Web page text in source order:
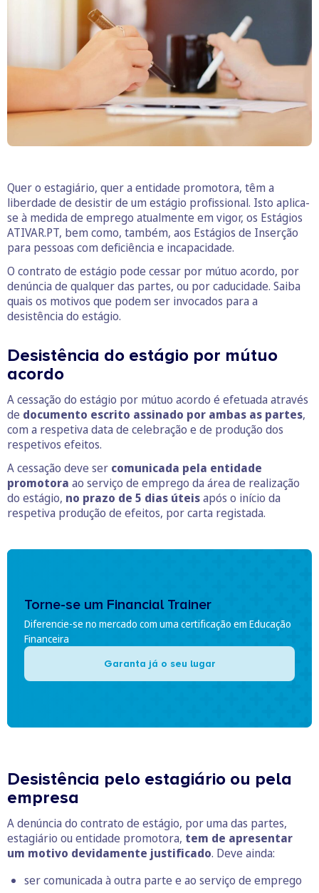
Quer o estagiário, quer a entidade promotora, têm a
liberdade de desistir de um estágio profissional. Isto aplica-
se à medida de emprego atualmente em vigor, os Estágios
ATIVAR.PT, bem como, também, aos Estágios de Inserção
para pessoas com deficiência e incapacidade.
O contrato de estágio pode cessar por mútuo acordo, por
denúncia de qualquer das partes, ou por caducidade. Saiba
quais os motivos que podem ser invocados para a
desistência do estágio.
Desistência do estágio por mútuo
acordo
A cessação do estágio por mútuo acordo é efetuada através
de documento escrito assinado por ambas as partes,
com a respetiva data de celebração e de produção dos
respetivos efeitos.
A cessação deve ser comunicada pela entidade
promotora ao serviço de emprego da área de realização
do estágio, no prazo de 5 dias úteisapós o início da
respetiva produção de efeitos, por carta registada.
Torne-se um Financial Trainer
Diferencie-se no mercado com uma certificação em Educação
Financeira
Garanta já o seu lugar
Desistência pelo estagiário ou pela
empresa
A denúncia do contrato de estágio, por uma das partes,
estagiário ou entidade promotora, tem de apresentar
um motivo devidamente justificado. Deve ainda:
ser comunicada à outra parte e ao serviço de emprego